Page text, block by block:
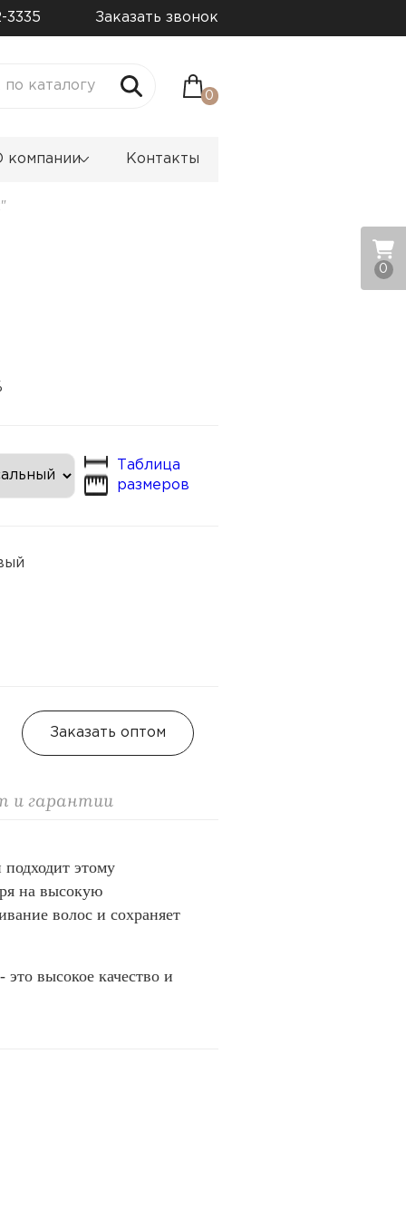
3335 Заказать звонок
0
компании Контакты
Таблица
размеров
Заказать оптом
и гарантии
этому
на высокую
волос и сохраняет
высокое качество и
0